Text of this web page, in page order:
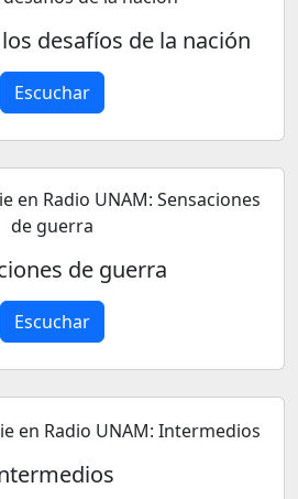
los desafíos de la nación
Escuchar
de guerra
Escuchar